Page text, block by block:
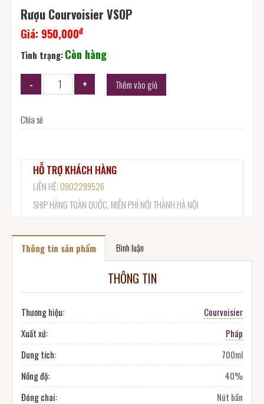
Rượu Courvoisier VSOP
Giá: 950,000đ
Tình trạng:Còn hàng
Thêm vào giỏ
Chia sẻ
HỖ TRỢ KHÁCH HÀNG
LIÊN HỆ:0902299526
SHIP HÀNG TOÀN QUỐC, MIỄN PHÍ NỘI THÀNH HÀ NỘI
Thông tin sản phẩm Bình luận
THÔNG TIN
Thương hiệu:
Courvoisier
Xuất xứ:
Pháp
Dung tích:
700ml
Nồng độ:
40%
Đóng chai:
Nút bần